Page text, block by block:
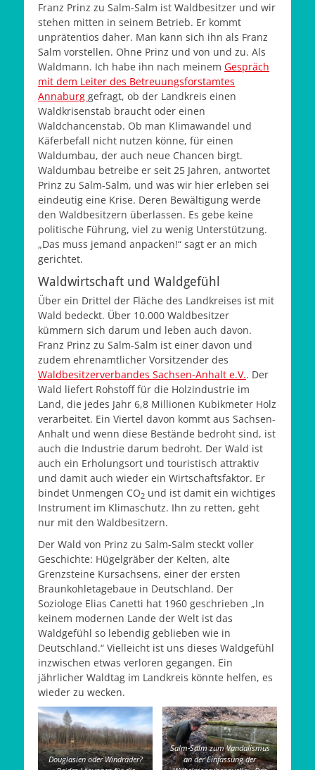
Franz Prinz zu Salm-Salm ist Waldbesitzer und wir
stehen mitten in seinem Betrieb. Er kommt
unprätentios daher. Man kann sich ihn als Franz
Salm vorstellen. Ohne Prinz und von und zu. Als
Waldmann. Ich habe ihn nach meinem Gespräch
mit dem Leiter des Betreuungsforstamtes
Annaburg gefragt, ob der Landkreis einen
Waldkrisenstab braucht oder einen
Waldchancenstab. Ob man Klimawandel und
Käferbefall nicht nutzen könne, für einen
Waldumbau, der auch neue Chancen birgt.
Waldumbau betreibe er seit 25 Jahren, antwortet
Prinz zu Salm-Salm, und was wir hier erleben sei
eindeutig eine Krise. Deren Bewältigung werde
den Waldbesitzern überlassen. Es gebe keine
politische Führung, viel zu wenig Unterstützung.
„Das muss jemand anpacken!“ sagt er an mich
gerichtet.
Waldwirtschaft und Waldgefühl
Über ein Drittel der Fläche des Landkreises ist mit
Wald bedeckt. Über 10.000 Waldbesitzer
kümmern sich darum und leben auch davon.
Franz Prinz zu Salm-Salm ist einer davon und
zudem ehrenamtlicher Vorsitzender des
Waldbesitzerverbandes Sachsen-Anhalt e.V.. Der
Wald liefert Rohstoff für die Holzindustrie im
Land, die jedes Jahr 6,8 Millionen Kubikmeter Holz
verarbeitet. Ein Viertel davon kommt aus Sachsen-
Anhalt und wenn diese Bestände bedroht sind, ist
auch die Industrie darum bedroht. Der Wald ist
auch ein Erholungsort und touristisch attraktiv
und damit auch wieder ein Wirtschaftsfaktor. Er
bindet Unmengen CO2 und ist damit ein wichtiges
Instrument im Klimaschutz. Ihn zu retten, geht
nur mit den Waldbesitzern.
Der Wald von Prinz zu Salm-Salm steckt voller
Geschichte: Hügelgräber der Kelten, alte
Grenzsteine Kursachsens, einer der ersten
Braunkohletagebaue in Deutschland. Der
Soziologe Elias Canetti hat 1960 geschrieben „In
keinem modernen Lande der Welt ist das
Waldgefühl so lebendig geblieben wie in
Deutschland.“ Vielleicht ist uns dieses Waldgefühl
inzwischen etwas verloren gegangen. Ein
jährlicher Waldtag im Landkreis könnte helfen, es
wieder zu wecken.
Douglasien oder Windräder?
Salm-Salm zum Vandalismus
an der Einfassung der